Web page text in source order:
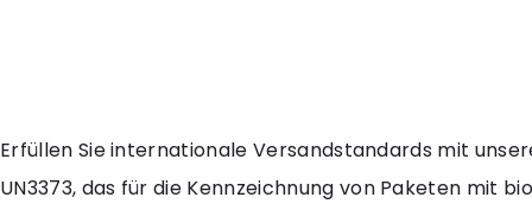
Erfüllen Sie internationale Versandstandards mit
UN3373, das für die Kennzeichnung von Paketen mit